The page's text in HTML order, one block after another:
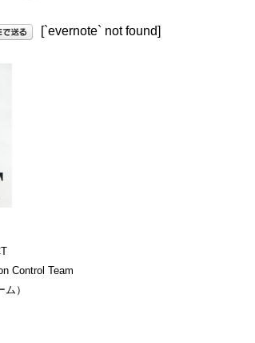
[`evernote` not found]
Control Team
）